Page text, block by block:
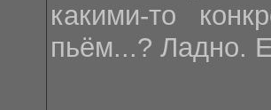
какими-то
пьём...? Ладно.